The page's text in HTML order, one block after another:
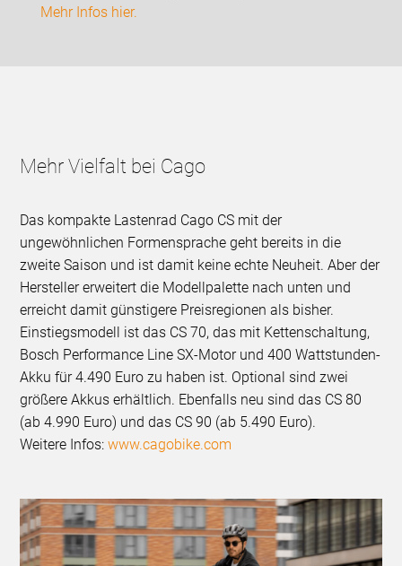
Mehr Infos hier.
Mehr Vielfalt bei Cago
Das kompakte Lastenrad Cago CS mit der
ungewöhnlichen Formensprache geht bereits in die
zweite Saison und ist damit keine echte Neuheit. Aber der
Hersteller erweitert die Modellpalette nach unten und
erreicht damit günstigere Preisregionen als bisher.
Einstiegsmodell ist das CS 70, das mit Kettenschaltung,
Bosch Performance Line SX-Motor und 400 Wattstunden-
Akku für 4.490 Euro zu haben ist. Optional sind zwei
größere Akkus erhältlich. Ebenfalls neu sind das CS 80
(ab 4.990 Euro) und das CS 90 (ab 5.490 Euro).
Weitere Infos:www.cagobike.com